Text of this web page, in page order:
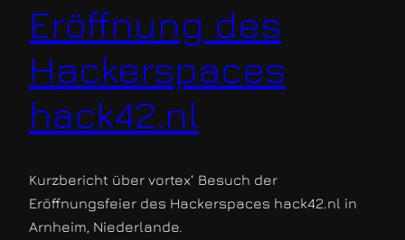
Eröffnung des
Hackerspaces
hack42.nl
Kurzbericht über vortex‘ Besuch der
Eröffnungsfeier des Hackerspaces hack42.nl in
Arnheim, Niederlande.